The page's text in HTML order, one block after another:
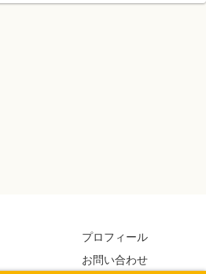
プロフィール
お問い合わせ